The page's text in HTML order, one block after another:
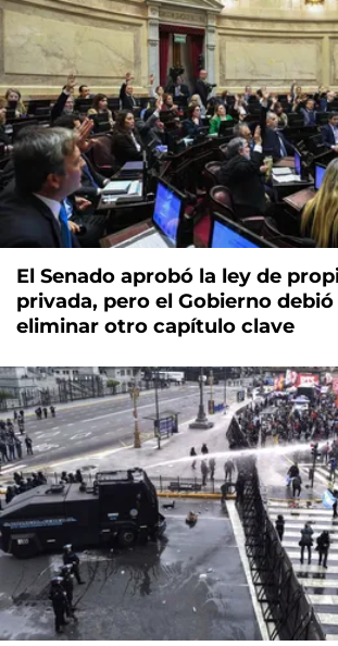
El Senado aprobó la ley de
privada, pero el Gobierno
eliminar otro capítulo clave